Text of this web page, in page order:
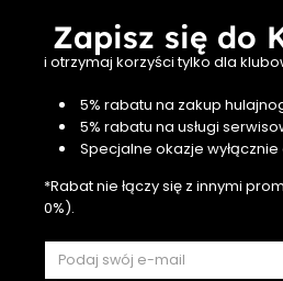
Zapisz się do
i otrzymaj korzyści tylko dla
5% rabatu na zakup
5% rabatu na usługi
Specjalne okazje wyłącznie
*Rabat nie łączy się z innymi
0%).